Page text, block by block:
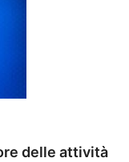
delle attività